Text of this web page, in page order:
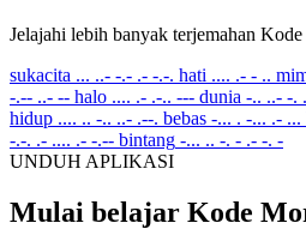
Jelajahi lebih banyak terjemahan
sukacita ... ..- -.- .- -.-. hati .... .- - ..
-.-- ..- -- halo .... .- .-.. --- dunia -.. ..- -.
hidup .... .. -.. ..- .--. bebas -... . -... .- ...
-.-. .- .... .- -.-- bintang -... .. -. - .- -. -
UNDUH APLIKASI
Mulai belajar Kode